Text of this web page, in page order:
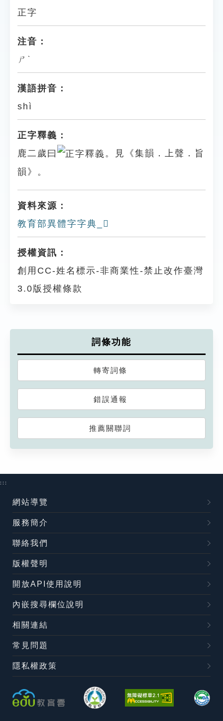
正字
注音：
ㄕˋ
漢語拼音：
shì
正字釋義：
鹿二歲曰
。見《集韻．上聲．旨
韻》。
資料來源：
教育部異體字字典_𪊍
授權資訊：
創用CC-姓名標示-非商業性-禁止改作臺灣
3.0版授權條款
詞條功能
轉寄詞條
錯誤通報
推薦關聯詞
:::
網站導覽
服務簡介
聯絡我們
版權聲明
開放API使用說明
內嵌搜尋欄位說明
相關連結
常見問題
隱私權政策